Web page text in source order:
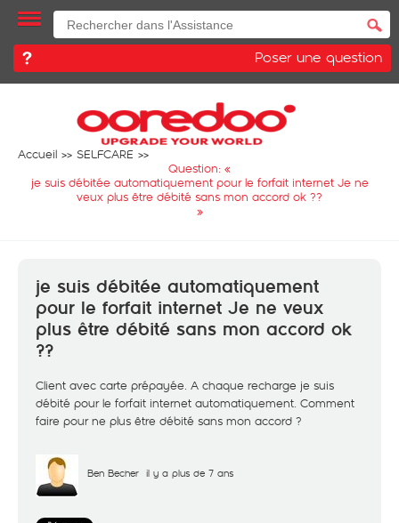
Poser une question
Accueil
SELFCARE
Question: «
je suis débitée automatiquement pour le forfait internet Je ne
veux plus être débité sans mon accord ok ??
»
je suis débitée automatiquement
pour le forfait internet Je ne veux
plus être débité sans mon accord ok
??
Client avec carte prépayée. A chaque recharge je suis
débité pour le forfait internet automatiquement. Comment
faire pour ne plus être débité sans mon accord ?
Ben Becher il y a plus de 7 ans